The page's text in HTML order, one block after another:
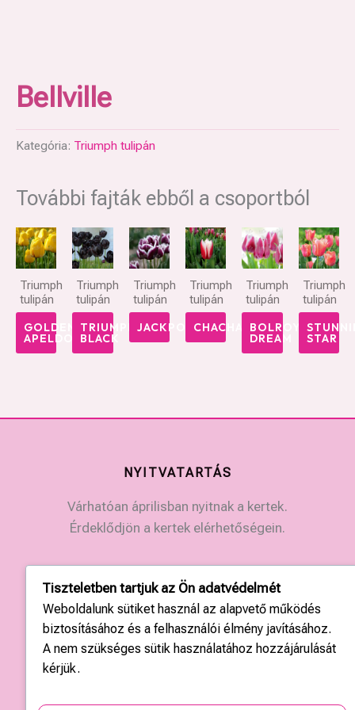
Bellville
Kategória: Triumph tulipán
További fajták ebből a csoportból
Triumph
tulipán
GOLDEN
APELDOORN
Triumph
tulipán
TRIUMPH
BLACK
Triumph
tulipán
JACKPOT
Triumph
tulipán
CHACHA
Triumph
tulipán
BOLROYAL
DREAM
Triumph
tulipán
STAR
NYITVATARTÁS
Várhatóan áprilisban nyitnak a kertek.
Érdeklődjön a kertek elérhetőségein.
KAPCSOLAT
Országos központ: +36 20 428 3010
kapcsolat@tulipgarden.hu
Tiszteletben tartjuk az Ön adatvédelmét
Weboldalunk sütiket használ az alapvető működés
biztosításához és a felhasználói élmény javításához.
A nem szükséges sütik használatához hozzájárulását
kérjük.